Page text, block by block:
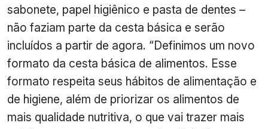
sabonete, papel higiênico e pasta de dentes –
não faziam parte da cesta básica e serão
incluídos a partir de agora. “Definimos um novo
formato da cesta básica de alimentos. Esse
formato respeita seus hábitos de alimentação e
de higiene, além de priorizar os alimentos de
mais qualidade nutritiva, o que vai trazer mais